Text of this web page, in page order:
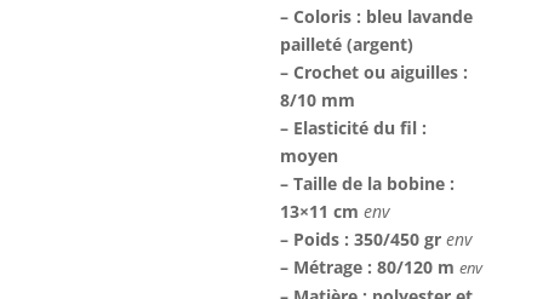
– Coloris : bleu lavande
pailleté (argent)
– Crochet ou aiguilles :
8/10 mm
– Elasticité du fil :
moyen
– Taille de la bobine :
13×11 cmenv
– Poids : 350/450 grenv
– Métrage : 80/120 menv